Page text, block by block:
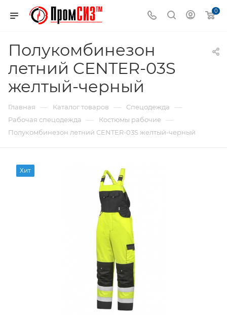
0
Полукомбинезон
летний CENTER-03S
желтый-черный
Главная — Каталог товаров — Спецодежда —
Рабочая спецодежда — Костюмы рабочие —
Полукомбинезон летний CENTER-03S желтый-черный
Хит